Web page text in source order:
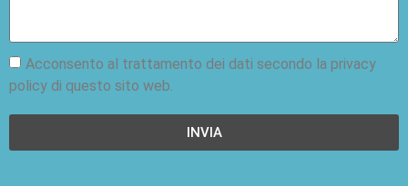
Acconsento al trattamento dei dati secondo la privacy
policy di questo sito web.
INVIA